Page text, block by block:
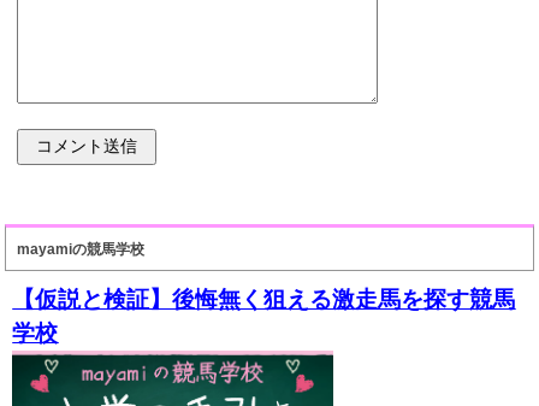
mayamiの競馬学校
【仮説と検証】後悔無く狙える激走馬を探す競馬
学校